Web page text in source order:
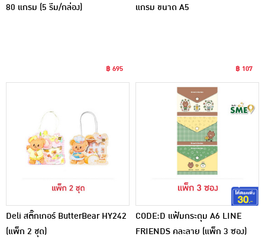
80 แกรม (5 รีม/กล่อง)
฿ 695
แกรม ขนาด A5
฿ 107
Deli สติ๊กเกอร์ ButterBear HY242
(แพ็ก 2 ชุด)
CODE:D แฟ้มกระดุม A6 LINE
FRIENDS คละลาย (แพ็ก 3 ซอง)